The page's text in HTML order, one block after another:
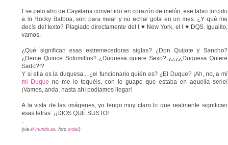
Ese pelo afro de Cayetana convertido en corazón de melón, ese labio torcido
a lo Rocky Balboa, son para mear y no echar gota en un mes. ¿Y qué me
decís del texto? Plagiado directamente del I ♥ New York, el I ♥ DQS. Igualito,
vamos.
¿Qué significan esas estremecedoras siglas? ¿Don Quijote y Sancho?
¿Deme Quince Solomillos? ¿Duquesa quiere Sexo? ¿¿¿¿Duquesa Quiere
Sado?!?
Y si ella es la duquesa... ¿el funcionario quién es? ¿El Duque? ¡Ah, no, a mí
mi Duque no me lo toquéis, con lo guapo que estaba en aquella serie!
¡Vamos, anda, hasta ahí podíamos llegar!
A la vista de las imágenes, yo tengo muy claro lo que realmente significan
esas letras: ¡¡DIOS QUÉ SUSTO!
.
(via el mundo.es, foto ¡hola!)